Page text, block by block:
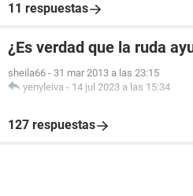
11 respuestas
¿Es verdad que la ruda
sheila66 - 31 mar 2013 a las 23:15
yenyleiva - 14 jul 2023 a las 15:34
127 respuestas